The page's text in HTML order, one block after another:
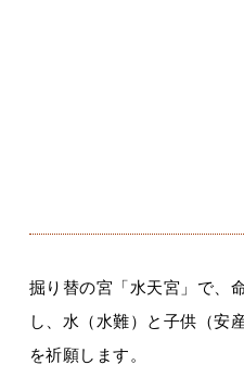
掘り替の宮「水天宮」で、
し、水（水難）と子供（安
を祈願します。